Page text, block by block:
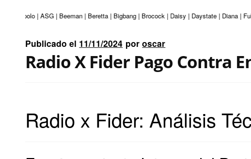
| Apolo | ASG | Beeman | Beretta | Bigbang | Brocock | Daisy | Daystate | Diana |
Publicado el 11/11/2024 poroscar
Radio X Fider Pago Contra
Radio x Fider: Análisis